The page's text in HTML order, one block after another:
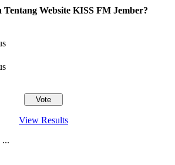
Tentang Website KISS FM Jember?
View Results
...